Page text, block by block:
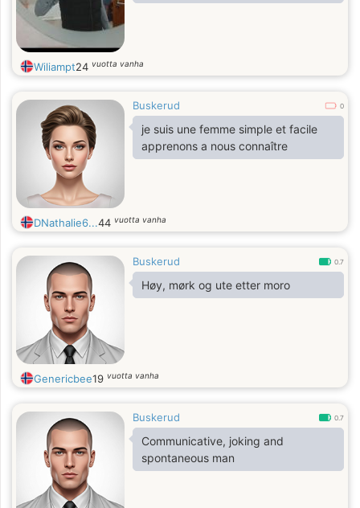
Wiliampt24 vuotta vanha
Buskerud 0
je suis une femme simple et facile
apprenons a nous connaître
DNathalie6...44 vuotta vanha
Buskerud 0.7
Høy, mørk og ute etter moro
Genericbee19 vuotta vanha
Buskerud 0.7
Communicative, joking and
spontaneous man